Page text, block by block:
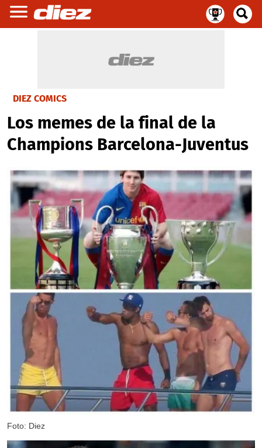
DIEZ COMICS
Los memes de la final de la
Champions Barcelona-Juventus
Foto: Diez